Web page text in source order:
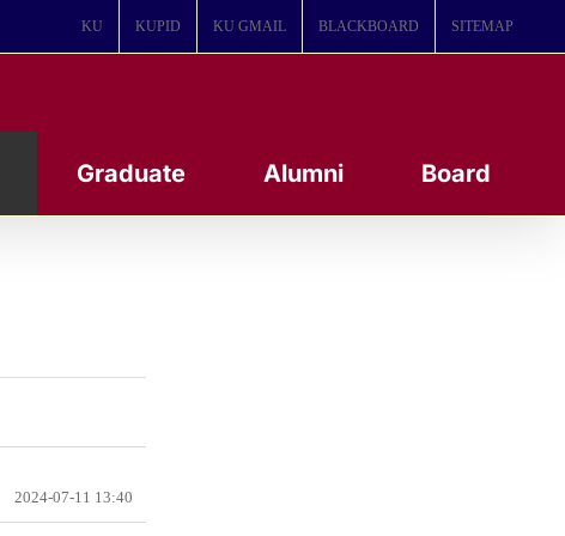
KU KUPID KU GMAIL BLACKBOARD SITEMAP
Graduate Alumni Board
2024-07-11 13:40